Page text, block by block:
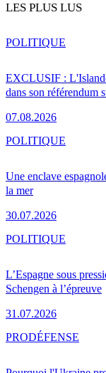
LES PLUS LUS
EXCLUSIF :
dans son référendum
07.08.2026
POLITIQUE
Une enclave
la mer
30.07.2026
POLITIQUE
L’Espagne sous
Schengen à l’épreuve
31.07.2026
POLITIQUE
PRODÉFENSE